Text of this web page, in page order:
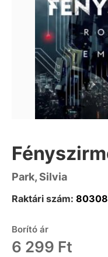
Park, Silvia
Raktári szám:
Borító ár
6 299 Ft